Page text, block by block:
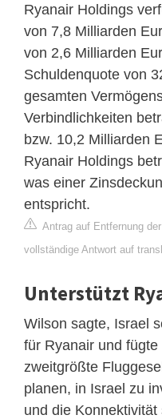
Ryanair Holdings
von 7,8 Milliarden
von 2,6 Milliarden
Schuldenquote von
gesamten
Verbindlichkeiten
bzw. 10,2 Milliarden
Ryanair Holdings
was einer
entspricht.
Antrag auf Entfernung
vollständige Antwort auf
Unterstützt
Wilson sagte, Israel
für Ryanair und
zweitgrößte
planen, in Israel zu
und die